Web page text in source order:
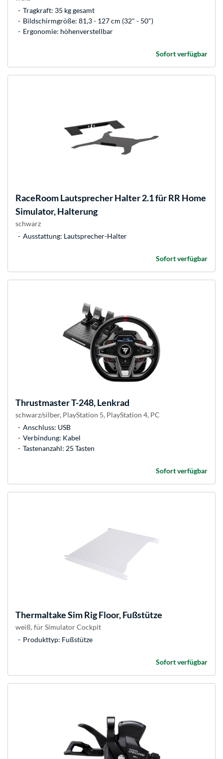
Tragkraft: 35 kg gesamt
Bildschirmgröße: 81,3 - 127 cm (32" - 50")
Ergonomie: höhenverstellbar
Sofort verfügbar
RaceRoomLautsprecher Halter 2.1 für RR Home
Simulator, Halterung
schwarz
Ausstattung: Lautsprecher-Halter
Sofort verfügbar
ThrustmasterT-248, Lenkrad
schwarz/silber, PlayStation 5, PlayStation 4, PC
Anschluss: USB
Verbindung: Kabel
Tastenanzahl: 25 Tasten
Sofort verfügbar
ThermaltakeSim Rig Floor, Fußstütze
weiß, für Simulator Cockpit
Produkttyp: Fußstütze
Sofort verfügbar